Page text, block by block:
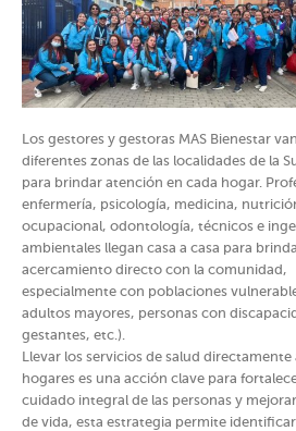
Los gestores y gestoras MAS Bienestar
diferentes zonas de las localidades de la
para brindar atención en cada hogar.
enfermería, psicología, medicina,
ocupacional, odontología, técnicos e
ambientales llegan casa a casa para
acercamiento directo con la comunidad,
especialmente con poblaciones
adultos mayores, personas con
gestantes, etc.).
Llevar los servicios de salud directamente
hogares es una acción clave para
cuidado integral de las personas y
de vida, esta estrategia permite